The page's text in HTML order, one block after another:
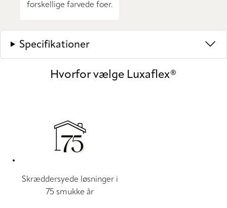
forskellige farvede foer.
Specifikationer
Hvorfor vælge Luxaflex®
Skræddersyede løsninger i
75 smukke år